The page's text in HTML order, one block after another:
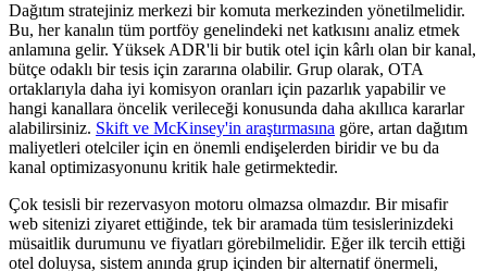
Dağıtım stratejiniz merkezi bir komuta merkezinden yönetilmelidir.
Bu, her kanalın tüm portföy genelindeki net katkısını analiz etmek
anlamına gelir. Yüksek ADR'li bir butik otel için kârlı olan bir kanal,
bütçe odaklı bir tesis için zararına olabilir. Grup olarak, OTA
ortaklarıyla daha iyi komisyon oranları için pazarlık yapabilir ve
hangi kanallara öncelik verileceği konusunda daha akıllıca kararlar
alabilirsiniz. Skift ve McKinsey'in araştırmasına göre, artan dağıtım
maliyetleri otelciler için en önemli endişelerden biridir ve bu da
kanal optimizasyonunu kritik hale getirmektedir.
Çok tesisli bir rezervasyon motoru olmazsa olmazdır. Bir misafir
web sitenizi ziyaret ettiğinde, tek bir aramada tüm tesislerinizdeki
müsaitlik durumunu ve fiyatları görebilmelidir. Eğer ilk tercih ettiği
otel doluysa, sistem anında grup içinden bir alternatif önermeli,